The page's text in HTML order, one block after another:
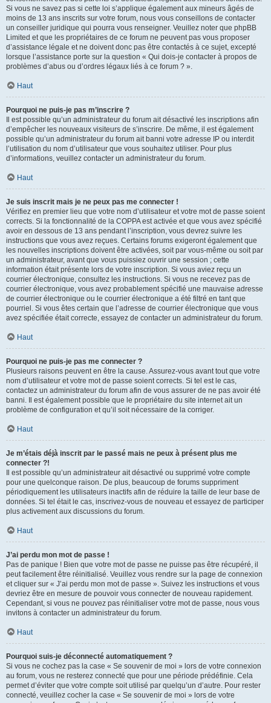
Si vous ne savez pas si cette loi s’applique également aux mineurs âgés de
moins de 13 ans inscrits sur votre forum, nous vous conseillons de contacter
un conseiller juridique qui pourra vous renseigner. Veuillez noter que phpBB
Limited et que les propriétaires de ce forum ne peuvent pas vous proposer
d’assistance légale et ne doivent donc pas être contactés à ce sujet, excepté
lorsque l’assistance porte sur la question « Qui dois-je contacter à propos de
problèmes d’abus ou d’ordres légaux liés à ce forum ? ».
Haut
Pourquoi ne puis-je pas m’inscrire ?
Il est possible qu’un administrateur du forum ait désactivé les inscriptions afin
d’empêcher les nouveaux visiteurs de s’inscrire. De même, il est également
possible qu’un administrateur du forum ait banni votre adresse IP ou interdit
l’utilisation du nom d’utilisateur que vous souhaitez utiliser. Pour plus
d’informations, veuillez contacter un administrateur du forum.
Haut
Je suis inscrit mais je ne peux pas me connecter !
Vérifiez en premier lieu que votre nom d’utilisateur et votre mot de passe soient
corrects. Si la fonctionnalité de la COPPA est activée et que vous avez spécifié
avoir en dessous de 13 ans pendant l’inscription, vous devrez suivre les
instructions que vous avez reçues. Certains forums exigeront également que
les nouvelles inscriptions doivent être activées, soit par vous-même ou soit par
un administrateur, avant que vous puissiez ouvrir une session ; cette
information était présente lors de votre inscription. Si vous aviez reçu un
courrier électronique, consultez les instructions. Si vous ne recevez pas de
courrier électronique, vous avez probablement spécifié une mauvaise adresse
de courrier électronique ou le courrier électronique a été filtré en tant que
pourriel. Si vous êtes certain que l’adresse de courrier électronique que vous
avez spécifiée était correcte, essayez de contacter un administrateur du forum.
Haut
Pourquoi ne puis-je pas me connecter ?
Plusieurs raisons peuvent en être la cause. Assurez-vous avant tout que votre
nom d’utilisateur et votre mot de passe soient corrects. Si tel est le cas,
contactez un administrateur du forum afin de vous assurer de ne pas avoir été
banni. Il est également possible que le propriétaire du site internet ait un
problème de configuration et qu’il soit nécessaire de la corriger.
Haut
Je m’étais déjà inscrit par le passé mais ne peux à présent plus me
connecter ?!
Il est possible qu’un administrateur ait désactivé ou supprimé votre compte
pour une quelconque raison. De plus, beaucoup de forums suppriment
périodiquement les utilisateurs inactifs afin de réduire la taille de leur base de
données. Si tel était le cas, inscrivez-vous de nouveau et essayez de participer
plus activement aux discussions du forum.
Haut
J’ai perdu mon mot de passe !
Pas de panique ! Bien que votre mot de passe ne puisse pas être récupéré, il
peut facilement être réinitialisé. Veuillez vous rendre sur la page de connexion
et cliquer sur « J’ai perdu mon mot de passe ». Suivez les instructions et vous
devriez être en mesure de pouvoir vous connecter de nouveau rapidement.
Cependant, si vous ne pouvez pas réinitialiser votre mot de passe, nous vous
invitons à contacter un administrateur du forum.
Haut
Pourquoi suis-je déconnecté automatiquement ?
Si vous ne cochez pas la case « Se souvenir de moi » lors de votre connexion
au forum, vous ne resterez connecté que pour une période prédéfinie. Cela
permet d’éviter que votre compte soit utilisé par quelqu’un d’autre. Pour rester
connecté, veuillez cocher la case « Se souvenir de moi » lors de votre